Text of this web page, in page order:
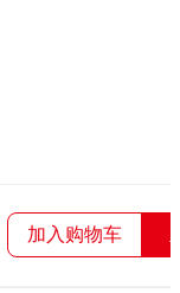
加入购物车